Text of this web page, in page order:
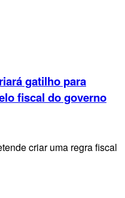
gatilho para
fiscal do governo
criar uma regra fiscal